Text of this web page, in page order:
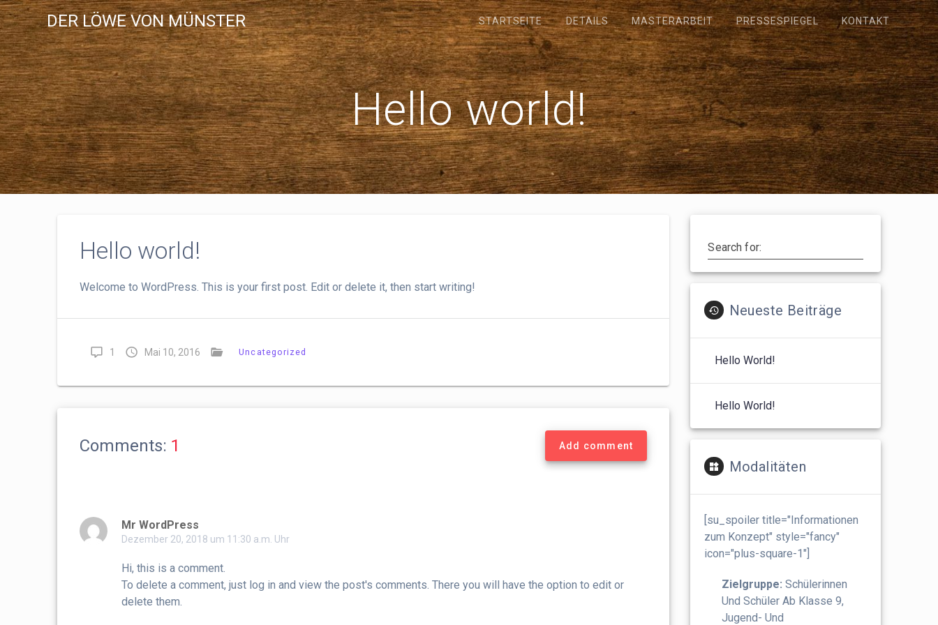
Skip
to
content
DER LÖWE VON MÜNSTER STARTSEITE DETAILS MASTERARBEIT PRESSESPIEGEL KONTAKT
Hello world!
Hello world!
Welcome to WordPress. This is your first post. Edit or delete it, then start writing!
1 Mai 10, 2016 Uncategorized
Comments: 1 Add comment
Mr WordPress
Dezember 20, 2018 um 11:30 a.m. Uhr
Hi, this is a comment.
To delete a comment, just log in and view the post's comments. There you will have the option to edit or
delete them.
Search for:
Neueste Beiträge
Hello World!
Hello World!
Modalitäten
[su_spoiler title="Informationen
zum Konzept" style="fancy"
icon="plus-square-1"]
Zielgruppe: Schülerinnen
Und Schüler Ab Klasse 9,
Jugend- Und